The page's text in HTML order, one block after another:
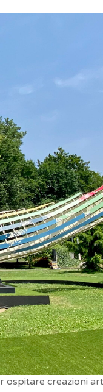
ospitare creazioni